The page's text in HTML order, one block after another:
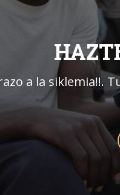
a la siklemia!!.